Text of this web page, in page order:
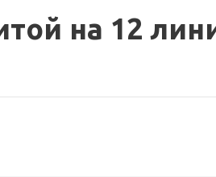
на 12